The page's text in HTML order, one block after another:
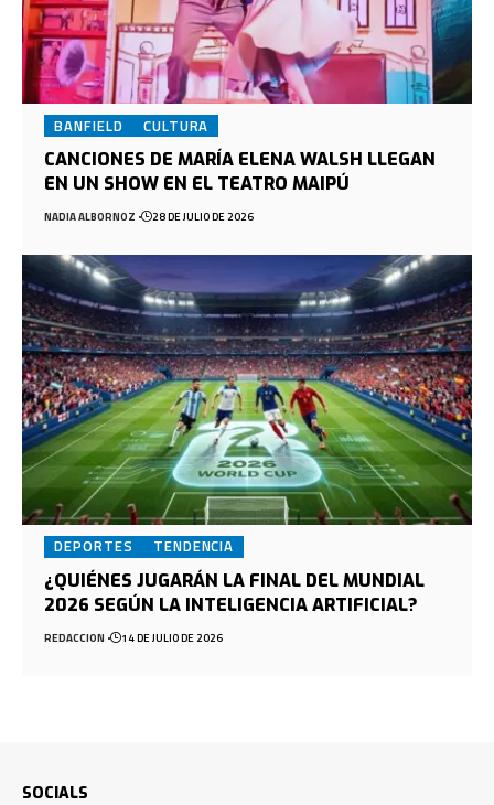
BANFIELD CULTURA
CANCIONES DE MARÍA ELENA WALSH LLEGAN
EN UN SHOW EN EL TEATRO MAIPÚ
NADIA ALBORNOZ 28 DE JULIO DE 2026
DEPORTES TENDENCIA
¿QUIÉNES JUGARÁN LA FINAL DEL MUNDIAL
2026 SEGÚN LA INTELIGENCIA ARTIFICIAL?
REDACCION 14 DE JULIO DE 2026
SOCIALS